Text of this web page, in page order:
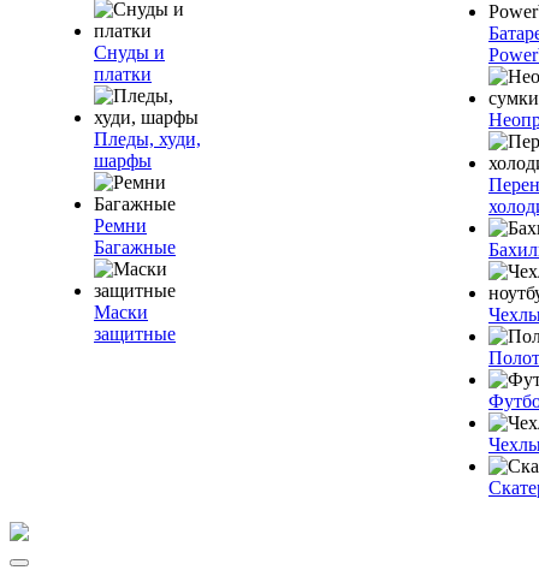
Снуды и
платки
Пледы, худи,
шарфы
Ремни
Багажные
Маски
защитные